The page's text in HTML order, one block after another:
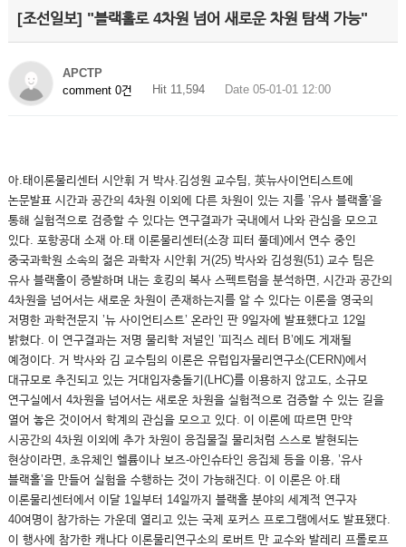
[조선일보] "블랙홀로 4차원 넘어 새로운 차원 탐색 가능"
APCTP
comment 0건
Hit 11,594 Date 05-01-01 12:00
아.태이론물리센터 시안휘 거 박사.김성원 교수팀, 英뉴사이언티스트에
논문발표 시간과 공간의 4차원 이외에 다른 차원이 있는 지를 ’유사 블랙홀’을
통해 실험적으로 검증할 수 있다는 연구결과가 국내에서 나와 관심을 모으고
있다. 포항공대 소재 아.태 이론물리센터(소장 피터 풀데)에서 연수 중인
중국과학원 소속의 젊은 과학자 시안휘 거(25) 박사와 김성원(51) 교수 팀은
유사 블랙홀이 증발하며 내는 호킹의 복사 스펙트럼을 분석하면, 시간과 공간의
4차원을 넘어서는 새로운 차원이 존재하는지를 알 수 있다는 이론을 영국의
저명한 과학전문지 ’뉴 사이언티스트’ 온라인 판 9일자에 발표했다고 12일
밝혔다. 이 연구결과는 저명 물리학 저널인 ’피직스 레터 B’에도 게재될
예정이다. 거 박사와 김 교수팀의 이론은 유럽입자물리연구소(CERN)에서
대규모로 추진되고 있는 거대입자충돌기(LHC)를 이용하지 않고도, 소규모
연구실에서 4차원을 넘어서는 새로운 차원을 실험적으로 검증할 수 있는 길을
열어 놓은 것이어서 학계의 관심을 모으고 있다. 이 이론에 따르면 만약
시공간의 4차원 이외에 추가 차원이 응집물질 물리처럼 스스로 발현되는
현상이라면, 초유체인 헬륨이나 보즈-아인슈타인 응집체 등을 이용, ’유사
블랙홀’을 만들어 실험을 수행하는 것이 가능해진다. 이 이론은 아.태
이론물리센터에서 이달 1일부터 14일까지 블랙홀 분야의 세계적 연구자
40여명이 참가하는 가운데 열리고 있는 국제 포커스 프로그램에서도 발표됐다.
이 행사에 참가한 캐나다 이론물리연구소의 로버트 만 교수와 발레리 프롤로프